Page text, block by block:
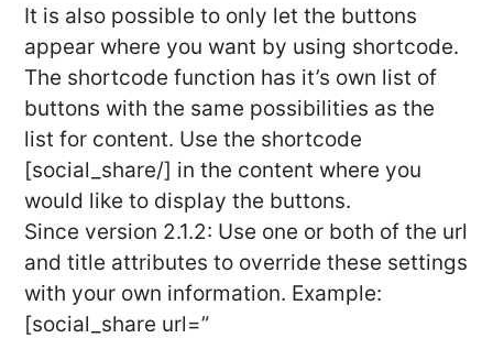
It is also possible to only let the buttons
appear where you want by using shortcode.
The shortcode function has it’s own list of
buttons with the same possibilities as the
list for content. Use the shortcode
[social_share/] in the content where you
would like to display the buttons.
Since version 2.1.2: Use one or both of the url
and title attributes to override these settings
with your own information. Example:
[social_share url=”